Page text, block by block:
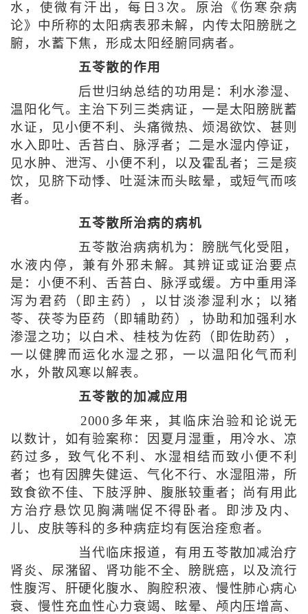
水，使微有汗出，每日3次。原治《伤寒杂病
论》中所称的太阳病表邪未解，内传太阳膀胱之
腑，水蓄下焦，形成太阳经腑同病者。
五苓散的作用
后世归纳总结的功用是：利水渗湿、
温阳化气。主治下列三类病证，一是太阳膀胱蓄
水证，见小便不利、头痛微热、烦渴欲饮、甚则
水入即吐、舌苔白、脉浮者；二是水湿内停证，
见水肿、泄泻、小便不利，以及霍乱者；三是痰
饮，见脐下动悸、吐涎沫而头眩晕，或短气而咳
者。
五苓散所治病的病机
五苓散治病病机为：膀胱气化受阻，
水液内停，兼有外邪未解。其辨证或证治要点
是：小便不利、舌苔白、脉浮或缓。方中重用泽
泻为君药（即主药），以甘淡渗湿利水；以猪
苓、茯苓为臣药（即辅助药），协助和加强利水
渗湿之功；以白术、桂枝为佐药（即佐助药），
一以健脾而运化水湿之邪，一以温阳化气而利
水，外散风寒以解表。
五苓散的加减应用
2000多年来，其临床治验和论说无
以数计，如有验案称：因夏月湿重，用冷水、凉
药过多，致气化不利、水湿相结而致小便不利
者；也有因脾失健运、气化不行、水湿阻滞，所
致食欲不佳、下肢浮肿、腹胀较重者；尚有用此
方治疗悬饮见胸满喘促不得卧者。即涉及内、
儿、皮肤等科的多种病症均有医治痊愈者。
当代临床报道，有用五苓散加减治疗
肾炎、尿潴留、肾功能不全、膀胱癌，以及流行
性腹泻、肝硬化腹水、胸腔积液、慢性肺心病心
衰、慢性充血性心力衰竭、眩晕、颅内压增高、